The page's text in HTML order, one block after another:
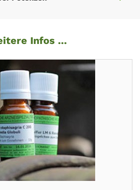
Infos ...